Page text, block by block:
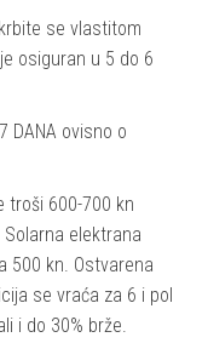
se vlastitom
osiguran u 5 do 6
DANA ovisno o
troši 600-700 kn
elektrana
500 kn. Ostvarena
se vraća za 6 i pol
i do 30% brže.